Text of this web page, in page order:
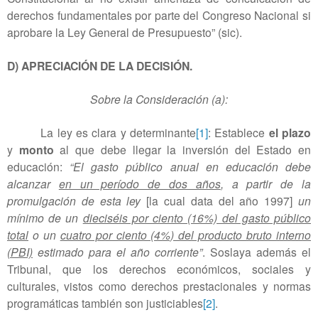
derechos fundamentales por parte del Congreso Nacional si
aprobare la Ley General de Presupuesto” (sic).
D) APRECIACIÓN DE LA DECISIÓN.
Sobre la Consideración (a):
La ley es clara y determinante[1]: Establece el plazo
y monto al que debe llegar la inversión del Estado en
educación: “El gasto público anual en educación debe
alcanzar en un período de dos años, a partir de la
promulgación de esta ley [la cual data del año 1997]un
mínimo de un dieciséis por ciento (16%) del gasto público
total o un cuatro por ciento (4%) del producto bruto interno
(PBI) estimado para el año corriente”. Soslaya además el
Tribunal, que los derechos económicos, sociales y
culturales, vistos como derechos prestacionales y normas
programáticas también son justiciables[2].